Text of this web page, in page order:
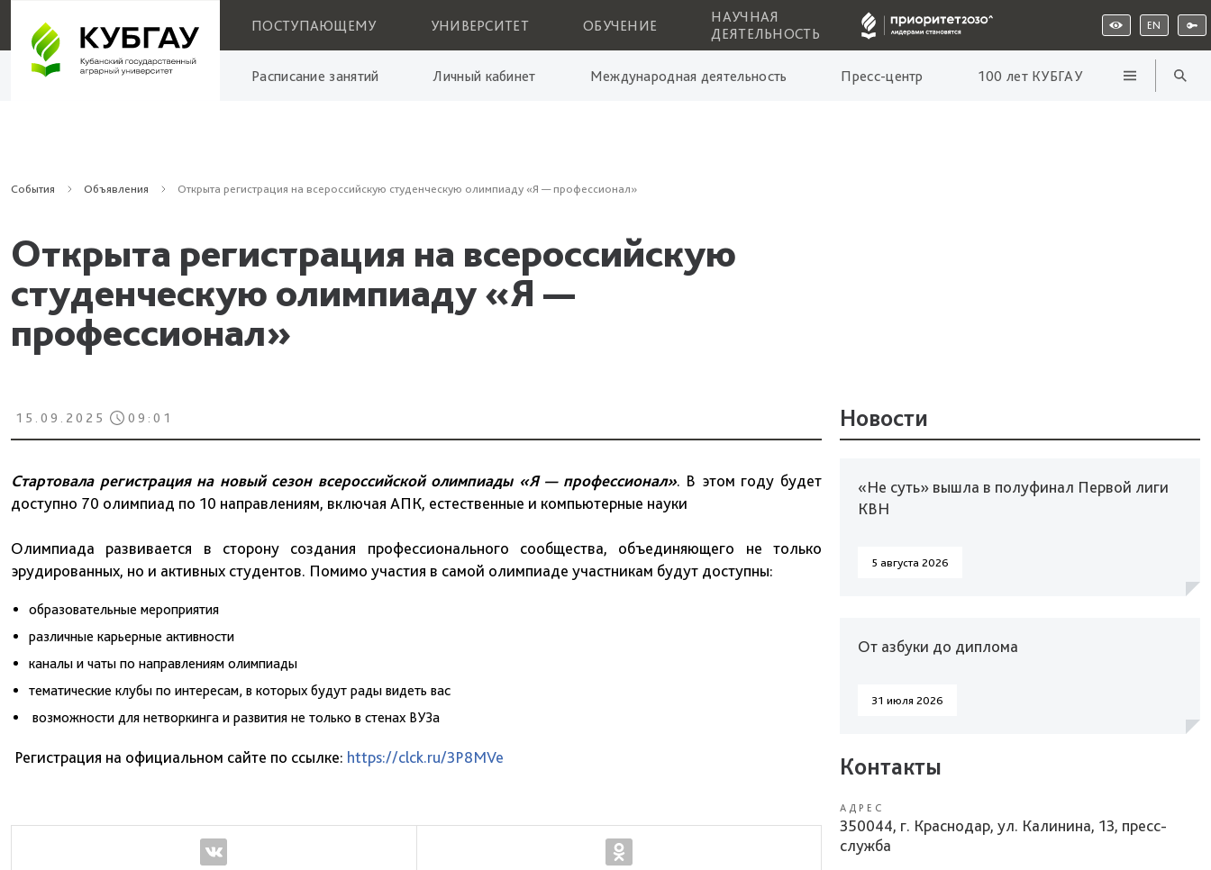
ПОСТУПАЮЩЕМУ УНИВЕРСИТЕТ ОБУЧЕНИЕ
НАУЧНАЯ
ДЕЯТЕЛЬНОСТЬ
EN
Расписание занятий Личный кабинет Международная деятельность Пресс-центр 100 лет КУБГАУ
События Объявления Открыта регистрация на всероссийскую студенческую олимпиаду «Я — профессионал»
Открыта регистрация на всероссийскую
студенческую олимпиаду «Я —
профессионал»
15.09.2025 09:01
Стартовала регистрация на новый сезон всероссийской олимпиады «Я — профессионал». В этом году будет
доступно 70 олимпиад по 10 направлениям, включая АПК, естественные и компьютерные науки
Олимпиада развивается в сторону создания профессионального сообщества, объединяющего не только
эрудированных, но и активных студентов. Помимо участия в самой олимпиаде участникам будут доступны:
образовательные мероприятия
различные карьерные активности
каналы и чаты по направлениям олимпиады
тематические клубы по интересам, в которых будут рады видеть вас
возможности для нетворкинга и развития не только в стенах ВУЗа
Регистрация на официальном сайте по ссылке: https://clck.ru/3P8MVe
Новости
«Не суть» вышла в полуфинал Первой лиги
КВН
5 августа 2026
От азбуки до диплома
31 июля 2026
Контакты
АДРЕС
350044, г. Краснодар, ул. Калинина, 13, пресс-
служба